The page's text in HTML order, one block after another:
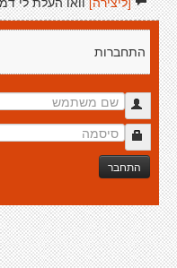
התחברות
התחבר